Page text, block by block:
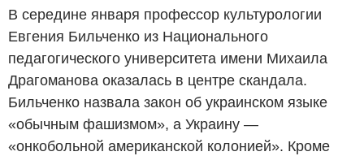
В середине января профессор культурологии
Евгения Бильченко из Национального
педагогического университета имени Михаила
Драгоманова оказалась в центре скандала.
Бильченко назвала закон об украинском языке
«обычным фашизмом», а Украину —
«онкобольной американской колонией». Кроме